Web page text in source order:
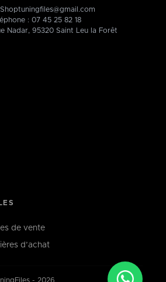
Shoptuningfiles@gmail.com
: 07 45 25 82 18
Nadar, 95320 Saint Leu la Forêt
de vente
d’achat